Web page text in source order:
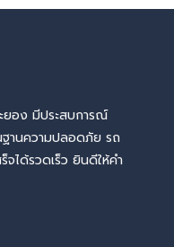
ยอง มีประสบการณ์
ฐานความปลอดภัย รถ
ได้รวดเร็ว ยินดีให้คำ